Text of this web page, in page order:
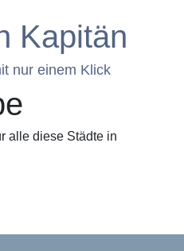
Kapitän
nur einem Klick
alle diese Städte in